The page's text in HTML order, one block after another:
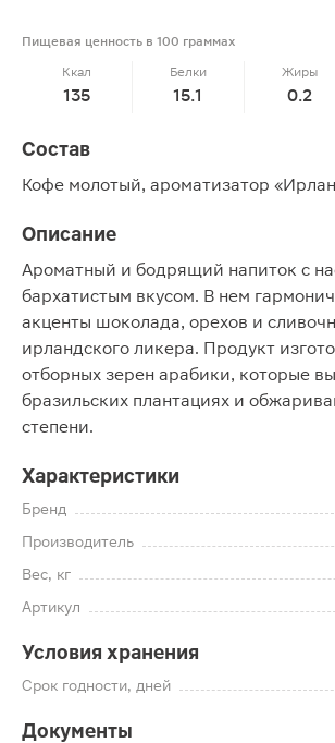
Пищевая ценность в 100 граммах
Ккал
135
Белки
15.1
Жиры
0.2
Состав
Кофе молотый, ароматизатор
Описание
Ароматный и бодрящий напиток с
бархатистым вкусом. В нем
акценты шоколада, орехов и
ирландского ликера. Продукт
отборных зерен арабики, которые
бразильских плантациях и
степени.
Характеристики
Бренд
Производитель
Вес, кг
Артикул
Условия хранения
Срок годности, дней
Документы